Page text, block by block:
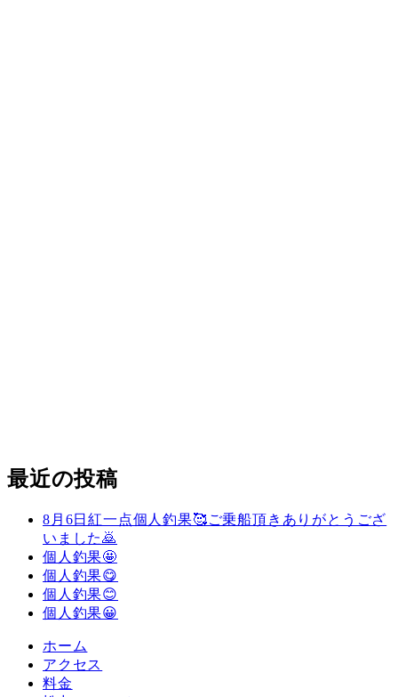
最近の投稿
8月6日紅一点個人釣果🥰ご乗船頂きありがとうござ
いました🙇
個人釣果🤩
個人釣果😋
個人釣果😊
個人釣果😀
ホーム
アクセス
料金